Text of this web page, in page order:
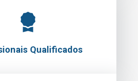
Qualificados